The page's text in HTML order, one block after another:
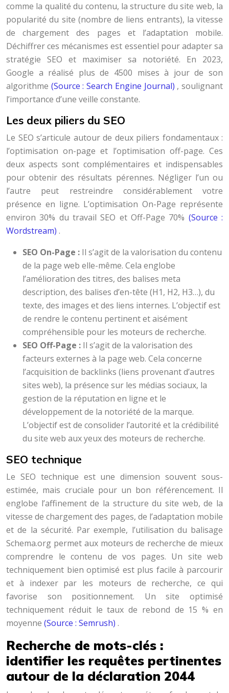
comme la qualité du contenu, la structure du site web, la
popularité du site (nombre de liens entrants), la vitesse
de chargement des pages et l’adaptation mobile.
Déchiffrer ces mécanismes est essentiel pour adapter sa
stratégie SEO et maximiser sa notoriété. En 2023,
Google a réalisé plus de 4500 mises à jour de son
algorithme (Source : Search Engine Journal) , soulignant
l’importance d’une veille constante.
Les deux piliers du SEO
Le SEO s’articule autour de deux piliers fondamentaux :
l’optimisation on-page et l’optimisation off-page. Ces
deux aspects sont complémentaires et indispensables
pour obtenir des résultats pérennes. Négliger l’un ou
l’autre peut restreindre considérablement votre
présence en ligne. L’optimisation On-Page représente
environ 30% du travail SEO et Off-Page 70% (Source :
Wordstream) .
SEO On-Page : Il s’agit de la valorisation du contenu
de la page web elle-même. Cela englobe
l’amélioration des titres, des balises meta
description, des balises d’en-tête (H1, H2, H3…), du
texte, des images et des liens internes. L’objectif est
de rendre le contenu pertinent et aisément
compréhensible pour les moteurs de recherche.
SEO Off-Page : Il s’agit de la valorisation des
facteurs externes à la page web. Cela concerne
l’acquisition de backlinks (liens provenant d’autres
sites web), la présence sur les médias sociaux, la
gestion de la réputation en ligne et le
développement de la notoriété de la marque.
L’objectif est de consolider l’autorité et la crédibilité
du site web aux yeux des moteurs de recherche.
SEO technique
Le SEO technique est une dimension souvent sous-
estimée, mais cruciale pour un bon référencement. Il
englobe l’affinement de la structure du site web, de la
vitesse de chargement des pages, de l’adaptation mobile
et de la sécurité. Par exemple, l’utilisation du balisage
Schema.org permet aux moteurs de recherche de mieux
comprendre le contenu de vos pages. Un site web
techniquement bien optimisé est plus facile à parcourir
et à indexer par les moteurs de recherche, ce qui
favorise son positionnement. Un site optimisé
techniquement réduit le taux de rebond de 15 % en
moyenne (Source : Semrush) .
Recherche de mots-clés :
identifier les requêtes pertinentes
autour de la déclaration 2044